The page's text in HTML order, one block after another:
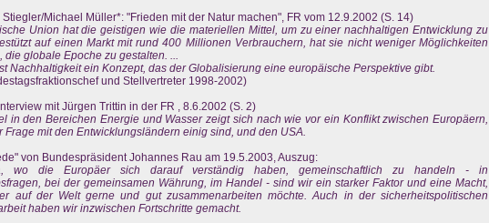
Michael Müller*: "Frieden mit der Natur machen", FR vom 12.9.2002 (S. 14)
Union hat die geistigen wie die materiellen Mittel, um zu einer nachhaltigen Entwicklung zu
auf einen Markt mit rund 400 Millionen Verbrauchern, hat sie nicht weniger Möglichkeiten
die globale Epoche zu gestalten. ...
Nachhaltigkeit ein Konzept, das der Globalisierung eine europäische Perspektive gibt.
und Stellvertreter 1998-2002)
mit Jürgen Trittin in der FR , 8.6.2002 (S. 2)
in den Bereichen Energie und Wasser zeigt sich nach wie vor ein Konflikt zwischen Europäern,
Frage mit den Entwicklungsländern einig sind, und den USA.
von Bundespräsident Johannes Rau am 19.5.2003, Auszug:
wo die Europäer sich darauf verständig haben, gemeinschaftlich zu handeln - in
bei der gemeinsamen Währung, im Handel - sind wir ein starker Faktor und eine Macht,
auf der Welt gerne und gut zusammenarbeiten möchte. Auch in der sicherheitspolitischen
haben wir inzwischen Fortschritte gemacht.